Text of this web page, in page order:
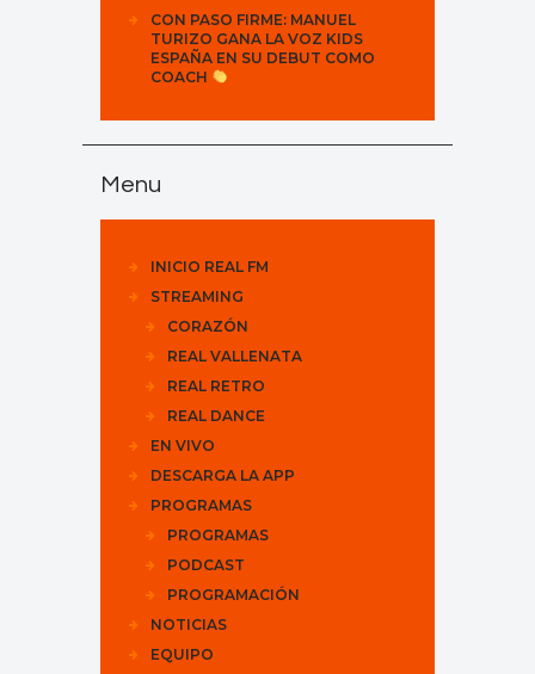
CON PASO FIRME: MANUEL
TURIZO GANA LA VOZ KIDS
ESPAÑA EN SU DEBUT COMO
COACH
Menu
INICIO REAL FM
STREAMING
CORAZÓN
REAL VALLENATA
REAL RETRO
REAL DANCE
EN VIVO
DESCARGA LA APP
PROGRAMAS
PROGRAMAS
PODCAST
PROGRAMACIÓN
NOTICIAS
EQUIPO